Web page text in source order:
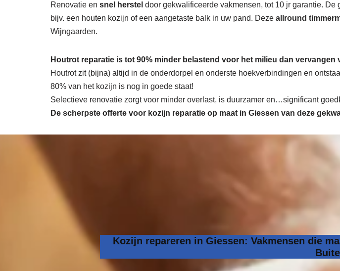
Renovatie en snel herstel door gekwalificeerde vakmensen, tot 10 jr garantie.
bijv. een houten kozijn of een aangetaste balk in uw pand. Deze allround
Wijngaarden.
Houtrot reparatie is tot 90% minder belastend voor het milieu dan vervangen
Houtrot zit (bijna) altijd in de onderdorpel en onderste hoekverbindingen en
80% van het kozijn is nog in goede staat!
Selectieve renovatie zorgt voor minder overlast, is duurzamer en…significant
De scherpste offerte voor kozijn reparatie op maat in Giessen van deze
Kozijn repareren in Giessen: Vakmensen die